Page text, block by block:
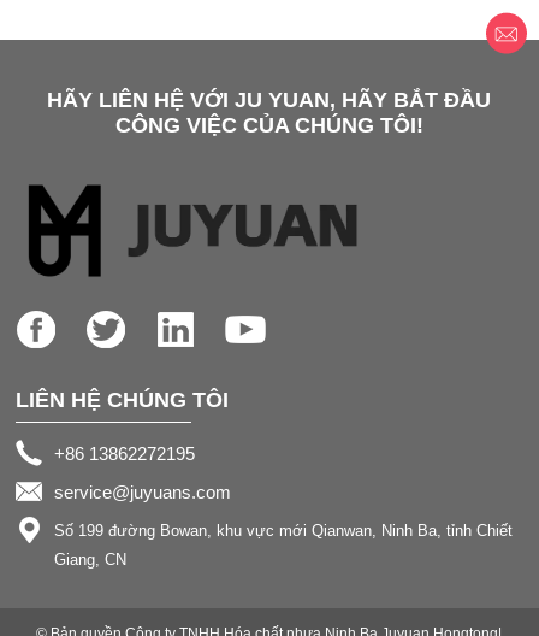
HÃY LIÊN HỆ VỚI JU YUAN, HÃY BẮT ĐẦU
CÔNG VIỆC CỦA CHÚNG TÔI!
LIÊN HỆ CHÚNG TÔI
+86 13862272195
service@juyuans.com
Số 199 đường Bowan, khu vực mới Qianwan, Ninh Ba, tỉnh Chiết
Giang, CN